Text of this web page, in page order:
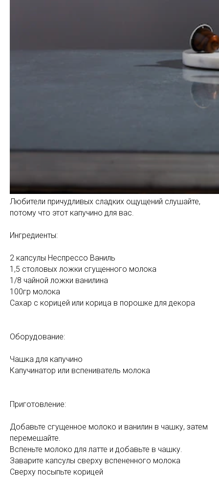
Любители причудливых сладких ощущений слушайте,
потому что этот капучино для вас.
Ингредиенты:
2 капсулы Неспрессо Ваниль
1,5 столовых ложки сгущенного молока
1/8 чайной ложки ванилина
100гр молока
Сахар с корицей или корица в порошке для декора
Оборудование:
Чашка для капучино
Капучинатор или вспениватель молока
Приготовление:
Добавьте сгущенное молоко и ванилин в чашку, затем
перемешайте.
Вспеньте молоко для латте и добавьте в чашку.
Заварите капсулы сверху вспененного молока
Сверху посыпьте корицей